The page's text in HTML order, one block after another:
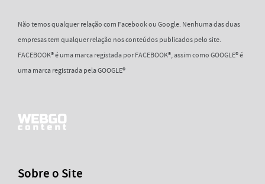
Não temos qualquer relação com Facebook ou Google. Nenhuma das duas
empresas tem qualquer relação nos conteúdos publicados pelo site.
FACEBOOK® é uma marca registada por FACEBOOK®, assim como GOOGLE® é
uma marca registrada pela GOOGLE®
Sobre o Site